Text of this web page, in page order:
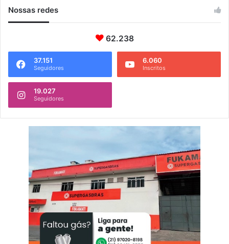
lNossas redes
62.238
37.151
Seguidores
6.060
Inscritos
19.027
Seguidores